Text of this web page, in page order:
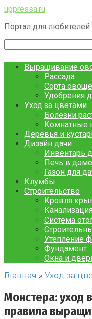
Перейти
контенту
uppressa.ru
Портал для любителей
Выращивание
Рассада
Сорта
Удобрения
Уход за цветами
Болезни
Комнатные
Деревья и
Дизайн дачи
Инвентарь
Печь в доме
Газон для
Клумбы
Строительство
Кровля
Система
Утепление
Фундамент
Окна и
Главная » Уход за
Монстера: уход
правила